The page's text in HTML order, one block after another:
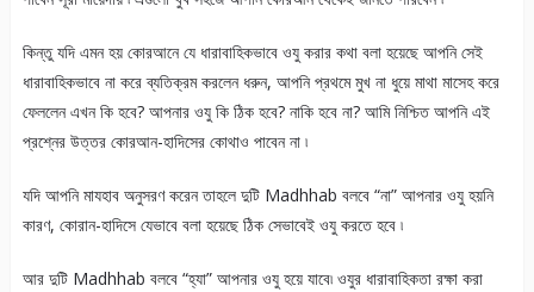
কিন্তু যদি এমন হয় কোরআনে যে ধারাবাহিকভাবে ওযু করার কথা বলা হয়েছে আপনি সেই
ধারাবাহিকভাবে না করে ব্যতিক্রম করলেন ধরুন, আপনি প্রথমে মুখ না ধুয়ে মাথা মাসেহ করে
ফেললেন এখন কি হবে? আপনার ওযু কি ঠিক হবে? নাকি হবে না? আমি নিশ্চিত আপনি এই
প্রশ্নের উত্তর কোরআন-হাদিসের কোথাও পাবেন না ৷
যদি আপনি মাযহাব অনুসরণ করেন তাহলে দুটি Madhhab বলবে “না” আপনার ওযু হয়নি
কারণ, কোরান-হাদিসে যেভাবে বলা হয়েছে ঠিক সেভাবেই ওযু করতে হবে ৷
আর দুটি Madhhab বলবে “হ্যা” আপনার ওযু হয়ে যাবে৷ ওযুর ধারাবাহিকতা রক্ষা করা